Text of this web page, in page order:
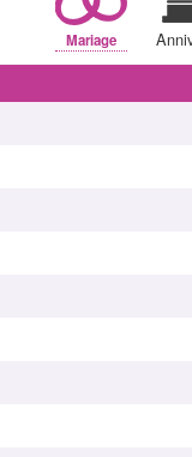
Mariage